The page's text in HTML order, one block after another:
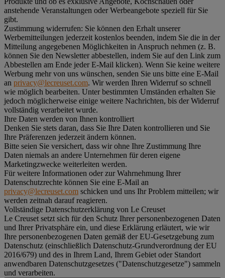
anstehende Veranstaltungen oder Werbeangebote speziell für Sie
gibt.
Zustimmung widerrufen: Sie können den Erhalt unserer
Werbemitteilungen jederzeit kostenlos beenden, indem Sie die in der
Mitteilung angegebenen Möglichkeiten in Anspruch nehmen (z. B.
können Sie den Newsletter abbestellen, indem Sie auf den Link zum
Abbestellen am Ende jeder E-Mail klicken). Wenn Sie keine weitere
Werbung mehr von uns wünschen, senden Sie uns bitte eine E-Mail
an privacy@lecreuset.com. Wir werden Ihren Widerruf so schnell
wie möglich bearbeiten. Unter bestimmten Umständen erhalten Sie
jedoch möglicherweise einige weitere Nachrichten, bis der Widerruf
vollständig verarbeitet wurde.
Ihre Daten werden von Ihnen kontrolliert
Denken Sie stets daran, dass Sie Ihre Daten kontrollieren und Sie
Ihre Präferenzen jederzeit ändern können.
Bitte seien Sie versichert, dass wir ohne Ihre Zustimmung Ihre
Daten niemals an andere Unternehmen für deren eigene
Marketingzwecke weiterleiten werden.
Für weitere Informationen oder zur Wahrnehmung Ihrer
Datenschutzrechte können Sie eine E-Mail an
privacy@lecreuset.com schicken und uns Ihr Problem mitteilen; wir
werden zeitnah darauf reagieren.
Vollständige Datenschutzerklärung von Le Creuset
Le Creuset setzt sich für den Schutz Ihrer personenbezogenen Daten
und Ihrer Privatsphäre ein, und diese Erklärung erläutert, wie wir
Ihre personenbezogenen Daten gemäß der EU-Gesetzgebung zum
Datenschutz (einschließlich Datenschutz-Grundverordnung der EU
2016/679) und des in Ihrem Land, Ihrem Gebiet oder Standort
anwendbaren Datenschutzgesetzes ("Datenschutzgesetze") sammeln
und verarbeiten.